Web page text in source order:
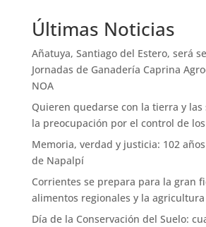
Últimas Noticias
Añatuya, Santiago del Estero, será
Jornadas de Ganadería Caprina
NOA
Quieren quedarse con la tierra y las
la preocupación por el control de
Memoria, verdad y justicia: 102
de Napalpí
Corrientes se prepara para la gran
alimentos regionales y la
Día de la Conservación del Suelo: